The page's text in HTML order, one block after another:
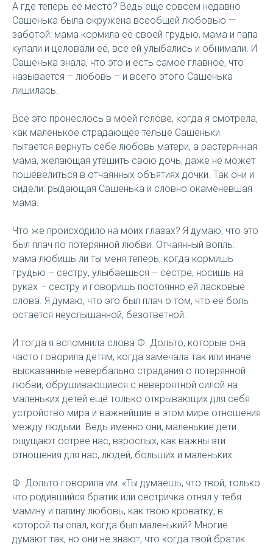
А где теперь её место? Ведь еще совсем недавно
Сашенька была окружена всеобщей любовью —
заботой: мама кормила её своей грудью, мама и папа
купали и целовали её, все ей улыбались и обнимали. И
Сашенька знала, что это и есть самое главное, что
называется – любовь – и всего этого Сашенька
лишилась.
Все это пронеслось в моей голове, когда я смотрела,
как маленькое страдающее тельце Сашеньки
пытается вернуть себе любовь матери, а растерянная
мама, желающая утешить свою дочь, даже не может
пошевелиться в отчаянных объятиях дочки. Так они и
сидели: рыдающая Сашенька и словно окаменевшая
мама.
Что же происходило на моих глазах? Я думаю, что это
был плач по потерянной любви. Отчаянный вопль:
мама любишь ли ты меня теперь, когда кормишь
грудью – сестру, улыбаешься – сестре, носишь на
руках – сестру и говоришь постоянно ей ласковые
слова. Я думаю, что это был плач о том, что её боль
остается неуслышанной, безответной.
И тогда я вспомнила слова Ф. Дольто, которые она
часто говорила детям, когда замечала так или иначе
высказанные невербально страдания о потерянной
любви, обрушивающиеся с невероятной силой на
маленьких детей ещё только открывающих для себя
устройство мира и важнейшие в этом мире отношения
между людьми. Ведь именно они, маленькие дети
ощущают острее нас, взрослых, как важны эти
отношения для нас, людей, больших и маленьких.
Ф. Дольто говорила им: «Ты думаешь, что твой, только
что родившийся братик или сестричка отнял у тебя
мамину и папину любовь, как твою кроватку, в
которой ты спал, когда был маленький? Многие
думают так, но они не знают, что когда твой братик